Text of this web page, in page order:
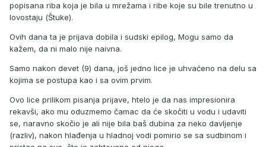
popisana riba koja je bila u mrežama i ribe koje su bile trenutno u
lovostaju (Štuke).
Ovih dana ta je prijava dobila i sudski epilog, Mogu samo da
kažem, da ni malo nije naivna.
Samo nakon devet (9) dana, još jedno lice je uhvaćeno na delu sa
kojima se postupa kao i sa ovim prvim.
Ovo lice prilikom pisanja prijave, htelo je da nas impresionira
rekavši, ako mu oduzmemo čamac da će skočiti u vodu i udaviti
se, naravno skočio je ali nije bila baš dubina za neko davljenje
(razliv), nakon hlađenja u hladnoj vodi pomirio se sa sudbinom i